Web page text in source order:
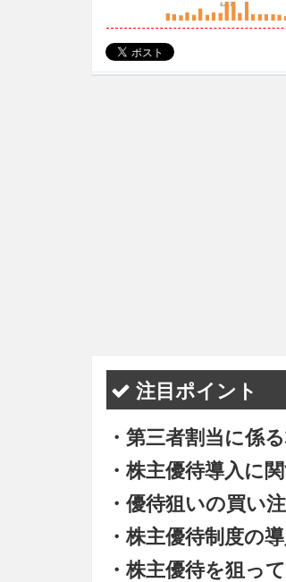
注目ポイント
・第三者割当に係
・株主優待導入に
・優待狙いの買い
・株主優待制度の
・株主優待を狙っ